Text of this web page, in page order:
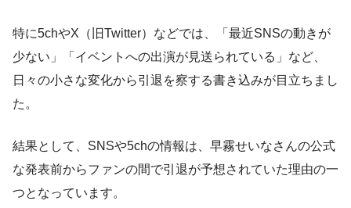
特に5chやX（旧Twitter）などでは、「最近SNSの動きが
少ない」「イベントへの出演が見送られている」など、
日々の小さな変化から引退を察する書き込みが目立ちまし
た。
結果として、SNSや5chの情報は、早霧せいなさんの公式
な発表前からファンの間で引退が予想されていた理由の一
つとなっています。